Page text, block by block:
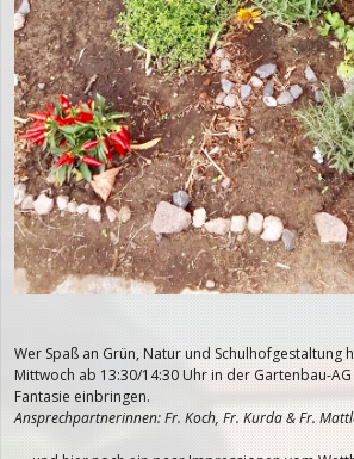
Wer Spaß an Grün, Natur und Schulhofgestaltung
Mittwoch ab 13:30/14:30 Uhr in der Gartenbau-
Fantasie einbringen.
Ansprechpartnerinnen: Fr. Koch, Fr. Kurda & Fr.